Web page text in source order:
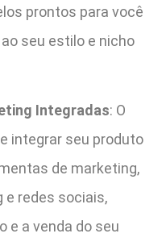
prontos para você
seu estilo e nicho
Integradas: O
integrar seu produto
de marketing,
e redes sociais,
e a venda do seu